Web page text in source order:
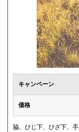
キャンペーン
価格
脇、ひじ下、ひざ下、